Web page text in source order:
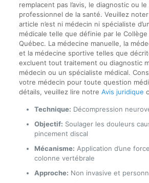
remplacent pas l’avis, le diagnostic ou le
professionnel de la santé. Veuillez
article n’est ni médecin ni spécialiste
médicale telle que définie par le
Québec. La médecine manuelle, la
et la médecine sportive telles que
excluent tout traitement ou diagnostic
médecin ou un spécialiste médical.
votre médecin pour toute question
détails, veuillez lire notre Avis juridique
Technique: Décompression
Objectif: Soulager les douleurs
pincement discal
Mécanisme: Application d’une
colonne vertébrale
Approche: Non invasive et